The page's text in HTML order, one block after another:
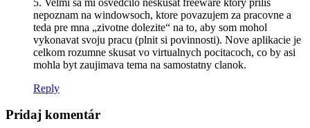
nepoznam na windowsoch, ktore povazujem za pracovne a
teda pre mna „zivotne dolezite“ na to, aby som mohol
vykonavat svoju pracu (plnit si povinnosti). Nove aplikacie je
celkom rozumne skusat vo virtualnych pocitacoch, co by asi
mohla byt zaujimava tema na samostatny clanok.
Reply
Pridaj komentár